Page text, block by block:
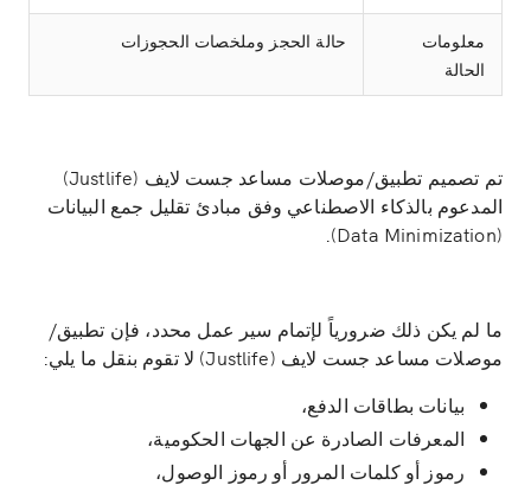
معلومات
الحالة
حالة الحجز وملخصات الحجوزات
تم تصميم تطبيق/موصلات مساعد جست لايف (Justlife)
المدعوم بالذكاء الاصطناعي وفق مبادئ تقليل جمع البيانات
(Data Minimization).
ما لم يكن ذلك ضرورياً لإتمام سير عمل محدد، فإن تطبيق/
موصلات مساعد جست لايف (Justlife) لا تقوم بنقل ما يلي:
بيانات بطاقات الدفع،
المعرفات الصادرة عن الجهات الحكومية،
رموز أو كلمات المرور أو رموز الوصول،